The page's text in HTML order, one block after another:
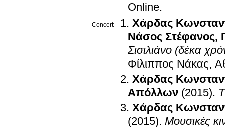
Online.
Concert
Χάρδας
Νάσος Στέφανος,
Σισιλιάνο (δέκα
Φίλιππος Νάκας,
Χάρδας
Απόλλων (2015).
Χάρδας
(2015). Μουσικές